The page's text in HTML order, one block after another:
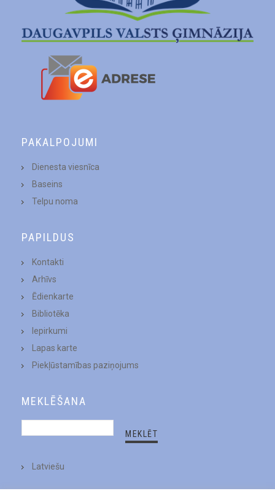
PAKALPOJUMI
Dienesta viesnīca
Baseins
Telpu noma
PAPILDUS
Kontakti
Arhīvs
Ēdienkarte
Bibliotēka
Iepirkumi
Lapas karte
Piekļūstamības paziņojums
MEKLĒŠANA
Latviešu